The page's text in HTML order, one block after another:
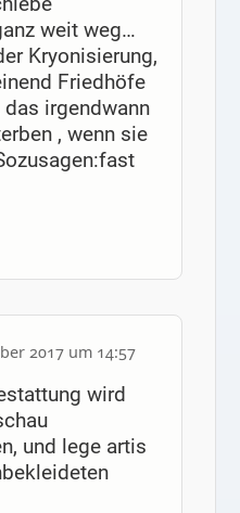
weit weg…
Kryonisierung,
Friedhöfe
irgendwann
, wenn sie
2017 um 14:57
wird
und lege artis